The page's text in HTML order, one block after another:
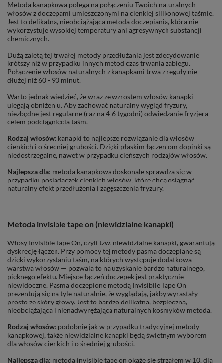
Metoda kanapkowa polega na połączeniu Twoich naturalnych
włosów z doczepami umieszczonymi na cienkiej silikonowej taśmie.
Jest to delikatna, nieobciążająca metoda doczepiania, która nie
wykorzystuje wysokiej temperatury ani agresywnych substancji
chemicznych.
Dużą zaletą tej trwałej metody przedłużania jest zdecydowanie
krótszy niż w przypadku innych metod czas trwania zabiegu.
Połączenie włosów naturalnych z kanapkami trwa z reguły nie
dłużej niż 60 - 90 minut.
Warto jednak wiedzieć, że wraz ze wzrostem włosów kanapki
ulegają obniżeniu. Aby zachować naturalny wygląd fryzury,
niezbędne jest regularne (raz na 4-6 tygodni) odwiedzanie fryzjera
celem podciągnięcia taśm.
Rodzaj włosów: kanapki to najlepsze rozwiązanie dla włosów
cienkich i o średniej grubości. Dzięki płaskim łączeniom dopinki są
niedostrzegalne, nawet w przypadku cieńszych rodzajów włosów.
Najlepsza dla: metoda kanapkowa doskonale sprawdza się w
przypadku posiadaczek cienkich włosów, które chcą osiągnąć
naturalny efekt przedłużenia i zagęszczenia fryzury.
Metoda invisible tape on (niewidzialne kanapki)
Włosy Invisible Tape On, czyli tzw. niewidzialne kanapki, gwarantują
dyskrecję łączeń. Przy pomocy tej metody pasma doczepiane są
dzięki wykorzystaniu taśm, na których występuje dodatkowa
warstwa włosów — pozwala to na uzyskanie bardzo naturalnego,
pięknego efektu. Miejsce łączeń doczepek jest praktycznie
niewidoczne. Pasma doczepione metodą Invisibile Tape On
prezentują się na tyle naturalnie, że wyglądają, jakby wyrastały
prosto ze skóry głowy. Jest to bardzo delikatna, bezpieczna,
nieobciążająca i nienadwyrężająca naturalnych kosmyków metoda.
Rodzaj włosów: podobnie jak w przypadku tradycyjnej metody
kanapkowej, także niewidzialne kanapki będą świetnym wyborem
dla włosów cienkich i o średniej grubości.
Najlepsza dla: metoda invisible tape on okaże się strzałem w 10. dla